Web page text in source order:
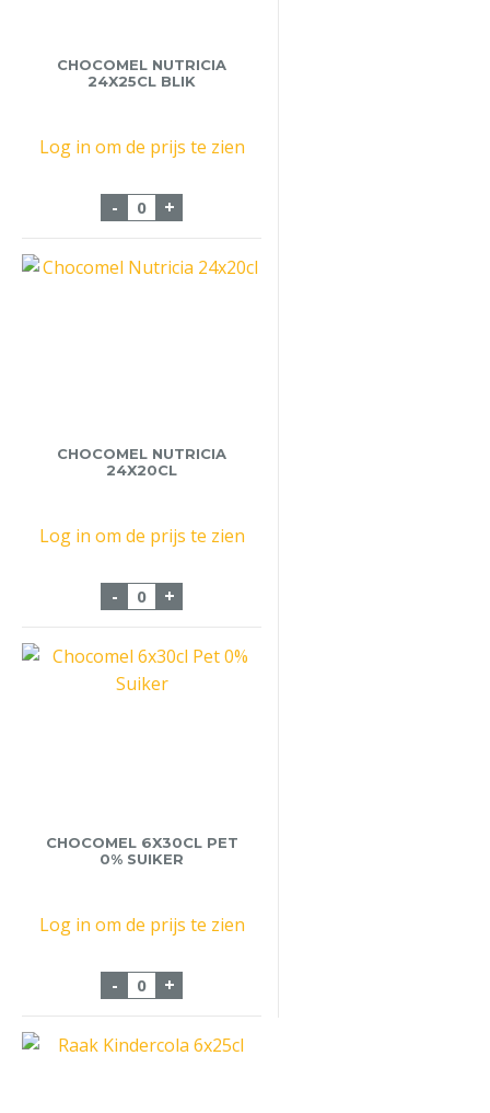
CHOCOMEL NUTRICIA
24X25CL BLIK
Log in om de prijs te zien
- Chocomel Nutricia 24x25cl Blik aantal
+
CHOCOMEL NUTRICIA
24X20CL
Log in om de prijs te zien
- Chocomel Nutricia 24x20cl aantal
+
CHOCOMEL 6X30CL PET
0% SUIKER
Log in om de prijs te zien
- Chocomel 6x30cl Pet 0% Suiker aantal
+